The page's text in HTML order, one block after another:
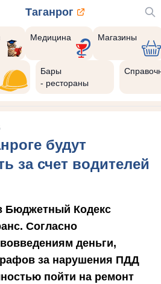
Таганрог
Медицина Магазины
Бары
- рестораны
будут
за счет водителей
Бюджетный Кодекс
Согласно
деньги,
за нарушения ПДД
пойти на ремонт